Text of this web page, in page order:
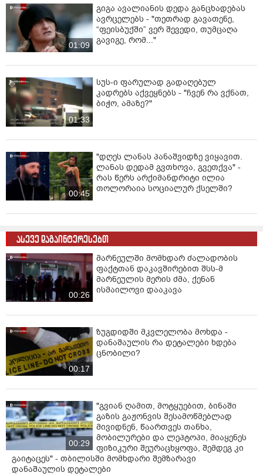
ნაწილით, რაც სასჯელის სახედ და ზომად
ითვალისწინებს თავისუფლების აღკვეთას ექვსიდან
ცხრა წლამდე ვადით“, -აღნიშნულია ინფორმაციაში.
01:09
გიგა ავალიანის დედა განცხადებას
ავრცელებს - "თეთრად გავათენე,
“ფეისბუქში” ვერ შევედი, თუმცაღა
გავიგე, რომ..."
01:33
სუს-ი ფარულად გადაღებულ
კადრებს აქვეყნებს - "ჩვენ რა ვქნათ,
ბიჭო, ამაზე?"
00:45
"დღეს ლანას პანაშვიდზე ვიყავით.
ლანას დედამ გვთხოვა, გვეთქვა" -
რას წერს არქიმანდრიტი ილია
თოლორაია სოციალურ ქსელში?
ასევე დაგაინტერესებთ
00:26
მარნეულში მომხდარ ძალადობის
ფაქტთან დაკავშირებით შსს-მ
მარნეულის მერის ძმა, ქენან
ისმაილოვი დააკავა
00:17
ზუგდიდში მკვლელობა მოხდა -
დანაშაულის რა დეტალები ხდება
ცნობილი?
00:29
"გვიან ღამით, მოტყუებით, ბინაში
გაზის გაჟონვის შესამოწმებლად
მივიდნენ, წაართვეს თანხა,
მობილურები და ლეპტოპი, მიაყენეს
ფიზიკური შეურაცხყოფა, შემდეგ კი
გაიტაცეს" - თბილისში მომხდარი შემზარავი
დანაშაულის დეტალები